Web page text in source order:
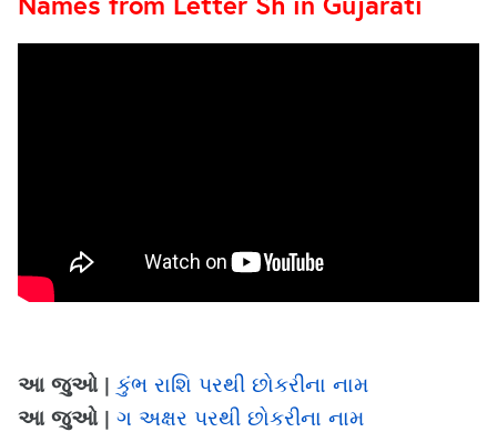
આ જુઓ | કુંભ રાશિ પરથી છોકરીના નામ
આ જુઓ | ગ અક્ષર પરથી છોકરીના નામ